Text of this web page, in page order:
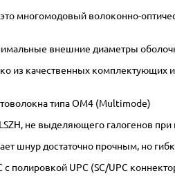
многомодовый волоконно-
внешние диаметры
качественных комплектующих и
типа OM4 (Multimode)
не выделяющего галогенов при
шнур достаточно прочным, но
полировкой UPC (SC/UPC